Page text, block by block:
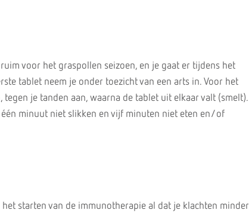
voor het graspollen seizoen, en je gaat er tijdens het
tablet neem je onder toezicht van een arts in. Voor het
je tanden aan, waarna de tablet uit elkaar valt (smelt).
één minuut niet slikken en vijf minuten niet eten en/of
starten van de immunotherapie al dat je klachten minder